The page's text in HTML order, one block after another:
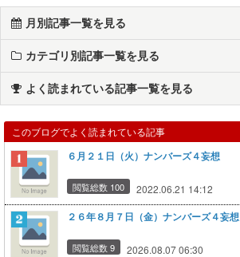
月別記事一覧を見る
カテゴリ別記事一覧を見る
よく読まれている記事一覧を見る
このブログでよく読まれている記事
６月２１日（火）ナンバーズ４妄想
閲覧総数 100 2022.06.21 14:12
２６年８月７日（金）ナンバーズ４妄想
閲覧総数 9 2026.08.07 06:30